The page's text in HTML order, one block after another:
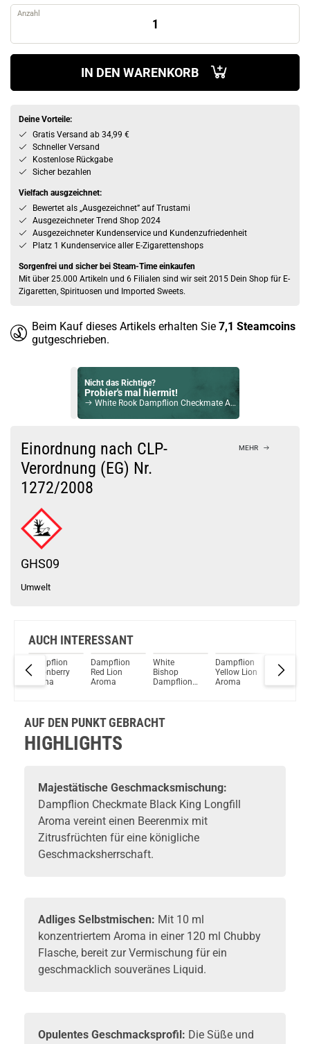
Anzahl
IN DEN WARENKORB
Deine Vorteile:
Gratis Versand ab 34,99 €
Schneller Versand
Kostenlose Rückgabe
Sicher bezahlen
Vielfach ausgzeichnet:
Bewertet als „Ausgezeichnet” auf Trustami
Ausgezeichneter Trend Shop 2024
Ausgezeichneter Kundenservice und Kundenzufriedenheit
Platz 1 Kundenservice aller E-Zigarettenshops
Sorgenfrei und sicher bei Steam-Time einkaufen
Mit über 25.000 Artikeln und 6 Filialen sind wir seit 2015 Dein Shop für E-
Zigaretten, Spirituosen und Imported Sweets.
Beim Kauf dieses Artikels erhalten Sie 7,1 Steamcoins
gutgeschrieben.
Nicht das Richtige?
Probier's mal hiermit!
White Rook Dampflion Checkmate Aroma
Check das mal!
Blackgrape Juicy Mill 12ml Bottlefill Aroma by Coffee Mill
Du willst Kröten sparen?
Schau mal hier!
Einordnung nach CLP-
Verordnung (EG) Nr.
1272/2008
MEHR
GHS09
Umwelt
AUCH INTERESSANT
Dampflion
Melonberry
Aroma
Dampflion
Red Lion
Aroma
White
Bishop
Dampflion
Dampflion
Yellow Lion
Aroma
Green
AUF DEN PUNKT GEBRACHT
HIGHLIGHTS
Majestätische Geschmacksmischung:
Dampflion Checkmate Black King Longfill
Aroma vereint einen Beerenmix mit
Zitrusfrüchten für eine königliche
Geschmacksherrschaft.
Adliges Selbstmischen: Mit 10 ml
konzentriertem Aroma in einer 120 ml Chubby
Flasche, bereit zur Vermischung für ein
geschmacklich souveränes Liquid.
Opulentes Geschmacksprofil: Die Süße und